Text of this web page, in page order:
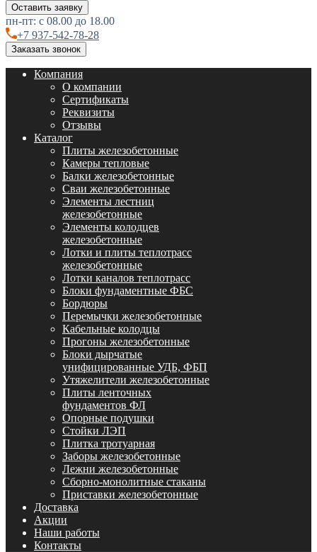
Оставить заявку
пн-пт: с 08.00 до 18.00
+7 937-542-78-28
Заказать звонок
Компания
О компании
Сертификаты
Реквизиты
Отзывы
Каталог
Плиты железобетонные
Камеры тепловые
Балки железобетонные
Сваи железобетонные
Элементы лестниц
железобетонные
Элементы колодцев
железобетонные
Лотки и плиты теплотрасс
железобетонные
Лотки каналов теплотрасс
Блоки фундаментные ФБС
Бордюры
Перемычки железобетонные
Кабельные колодцы
Прогоны железобетонные
Блоки дырчатые
унифицированные УДБ, ФБП
Утяжелители железобетонные
Плиты ленточных
фундаментов ФЛ
Опорные подушки
Стойки ЛЭП
Плитка тротуарная
Заборы железобетонные
Лежни железобетонные
Сборно-монолитные стаканы
Приставки железобетонные
Доставка
Акции
Наши работы
Контакты